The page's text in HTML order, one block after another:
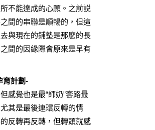
不能達成的心願。之前説
間的串聯是順暢的，但這
與現在的鋪墊是那麽的長
間的因緣際會原來是早有
育計劃-
感覺也是最“師奶”套路最
其是最後連環反轉的情
反轉再反轉，但轉頭就感